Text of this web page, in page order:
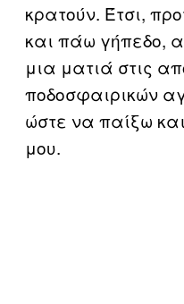
κρατούν. Έτσι,
και πάω γήπεδο,
μια ματιά στις
ποδοσφαιρικών
ώστε να παίξω
μου.